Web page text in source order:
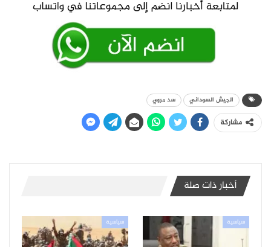
الجيش السوداني سد مروي
مشاركة
أخبار ذات صلة
سياسية سياسية